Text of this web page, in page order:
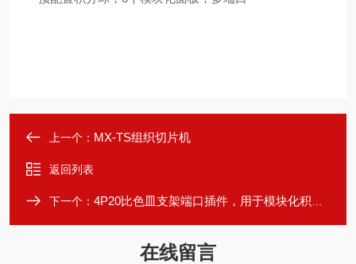
上一个： MX-TS组织切片机
返回列表
下一个： 4P20比色皿支架端口插件，用于模块化积分球
在线留言